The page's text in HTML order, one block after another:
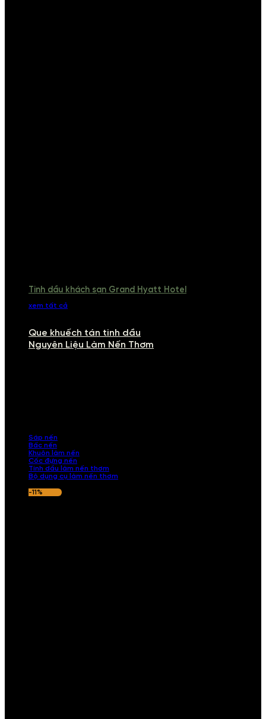
Tinh dầu khách sạn Grand Hyatt Hotel
xem tất cả
Que khuếch tán tinh dầu
Nguyên Liệu Làm Nến Thơm
Sáp nến
Bấc nến
Khuôn làm nến
Cốc đựng nến
Tinh dầu làm nến thơm
Bộ dụng cụ làm nến thơm
-11%